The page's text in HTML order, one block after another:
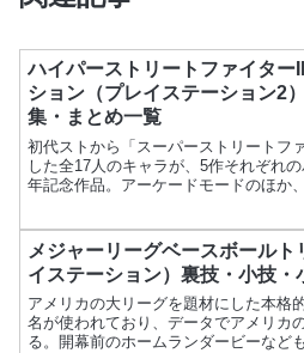
ハイパーストリートファイター
ション（プレイステーション2
集・まとめ一覧
初代ストから「スーパーストリートフ
した全17人のキャラが、5作それぞれ
年記念作品。アーケードモードのほか
メジャーリーグベースボール
イステーション）裏技・小技・
アメリカの大リーグを題材にした本格
名が使われており、データでアメリカ
る。開幕前のホームランダービーなど